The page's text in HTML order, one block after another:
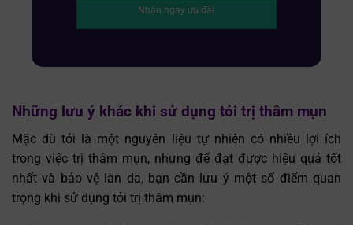
Nhận ngay ưu đãi
Những lưu ý khác khi sử dụng tỏi trị thâm mụn
Mặc dù tỏi là một nguyên liệu tự nhiên có nhiều lợi ích
trong việc trị thâm mụn, nhưng để đạt được hiệu quả tốt
nhất và bảo vệ làn da, bạn cần lưu ý một số điểm quan
trọng khi sử dụng tỏi trị thâm mụn: